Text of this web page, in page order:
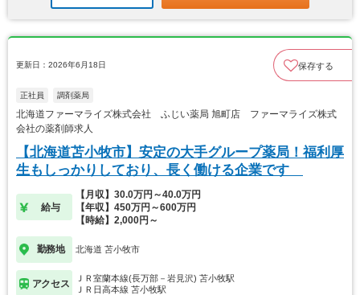
更新日：2026年6月18日 保存する
正社員 調剤薬局
北海道ファーマライズ株式会社 ふじい薬局 旭町店 ファーマライズ株式
会社の薬剤師求人
【北海道苫小牧市】安定の大手グループ薬局！福利厚
生もしっかりしており、長く働ける企業です
給与
【月収】30.0万円～40.0万円
【年収】450万円～600万円
【時給】2,000円～
勤務地 北海道 苫小牧市
アクセス
ＪＲ室蘭本線(長万部－岩見沢) 苫小牧駅
ＪＲ日高本線 苫小牧駅